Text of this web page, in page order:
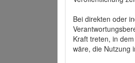
Bei direkten oder
Kraft treten, in
wäre, die Nutzung